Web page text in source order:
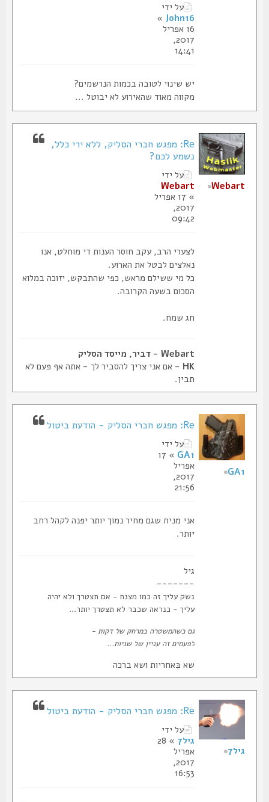
על ידי
John16
»
16 אפריל
2017,
14:41
יש שינוי לטובה בכמות הנרשמים?
מקווה מאוד שהאירוע לא יבוטל ...
Re: מפגש חברי הסליק, ללא ירי כלל,
נשמע לכם?
על ידי
Webart
» 17 אפריל
2017,
09:42
לצערי הרב, עקב חוסר הענות די מוחלט, אנו
נאלצים לבטל את הארוע.
כל מי ששילם מראש, כפי שהתבקש, יזוכה במלוא
הסכום בשעה הקרובה.
חג שמח.
Webart - דביר, מייסד הסליק
- אם אני צריך להסביר לך - אתה אף פעם לא
תבין.
Webart
Re: מפגש חברי הסליק - הודעת ביטול
על ידי
GA1
» 17
אפריל
2017,
21:56
אני מניח שגם מחיר נמוך יותר יפנה לקהל רחב
-------
נשק עליך זה כמו מצנח - אם תצטרך ולא יהיה
עליך - כנראה שכבר לא תצטרך יותר...
גם כשהמשטרה במרחק של דקות -
לפעמים זה עניין של שניות...
שא בְּאחריות ושא ברכה
Re: מפגש חברי הסליק - הודעת ביטול
על ידי
גיל7
» 28
אפריל
2017,
16:53